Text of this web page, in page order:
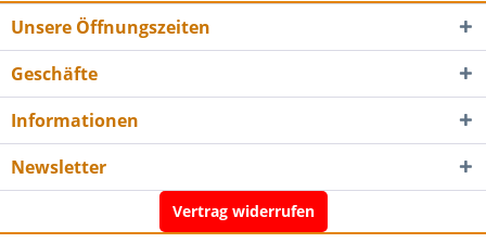
Unsere Öffnungszeiten
Geschäfte
Informationen
Newsletter
Vertrag widerrufen